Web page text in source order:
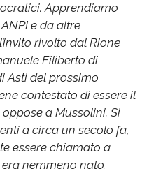
Apprendiamo
e da altre
rivolto dal Rione
Filiberto di
Asti del prossimo
contestato di essere il
a Mussolini. Si
a circa un secolo fa,
essere chiamato a
nemmeno nato.